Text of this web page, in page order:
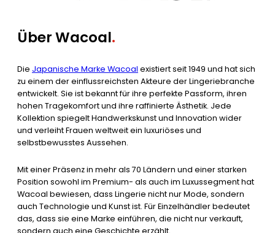
Über Wacoal.
Die Japanische Marke Wacoal existiert seit 1949 und hat sich
zu einem der einflussreichsten Akteure der Lingeriebranche
entwickelt. Sie ist bekannt für ihre perfekte Passform, ihren
hohen Tragekomfort und ihre raffinierte Ästhetik. Jede
Kollektion spiegelt Handwerkskunst und Innovation wider
und verleiht Frauen weltweit ein luxuriöses und
selbstbewusstes Aussehen.
Mit einer Präsenz in mehr als 70 Ländern und einer starken
Position sowohl im Premium- als auch im Luxussegment hat
Wacoal bewiesen, dass Lingerie nicht nur Mode, sondern
auch Technologie und Kunst ist. Für Einzelhändler bedeutet
das, dass sie eine Marke einführen, die nicht nur verkauft,
sondern auch eine Geschichte erzählt.